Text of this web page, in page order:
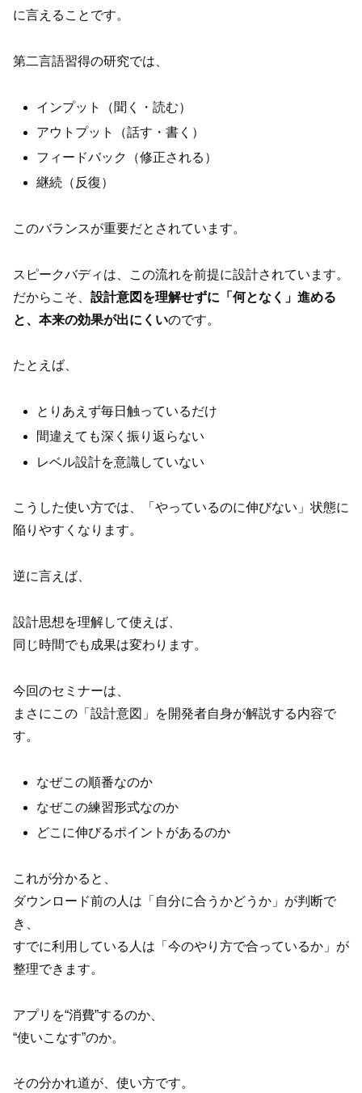
に言えることです。
第二言語習得の研究では、
インプット（聞く・読む）
アウトプット（話す・書く）
フィードバック（修正される）
継続（反復）
このバランスが重要だとされています。
スピークバディは、この流れを前提に設計されています。
だからこそ、 設計意図を理解せずに「何となく」進める
と、本来の効果が出にくいのです。
たとえば、
とりあえず毎日触っているだけ
間違えても深く振り返らない
レベル設計を意識していない
こうした使い方では、「やっているのに伸びない」状態に
陥りやすくなります。
逆に言えば、
設計思想を理解して使えば、
同じ時間でも成果は変わります。
今回のセミナーは、
まさにこの「設計意図」を開発者自身が解説する内容で
す。
なぜこの順番なのか
なぜこの練習形式なのか
どこに伸びるポイントがあるのか
これが分かると、
ダウンロード前の人は「自分に合うかどうか」が判断で
き、
すでに利用している人は「今のやり方で合っているか」が
整理できます。
アプリを“消費”するのか、
“使いこなす”のか。
その分かれ道が、使い方です。